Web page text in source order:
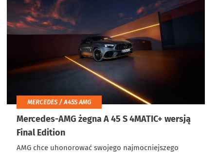
MERCEDES / A45S AMG
Mercedes-AMG żegna A 45 S 4MATIC+ wersją
Final Edition
AMG chce uhonorować swojego najmocniejszego